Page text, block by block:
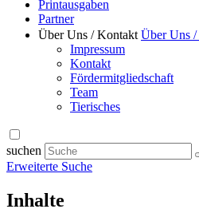
Printausgaben
Partner
Über Uns / Kontakt Über Uns
Impressum
Kontakt
Fördermitgliedschaft
Team
Tierisches
suchen
Erweiterte Suche
Inhalte